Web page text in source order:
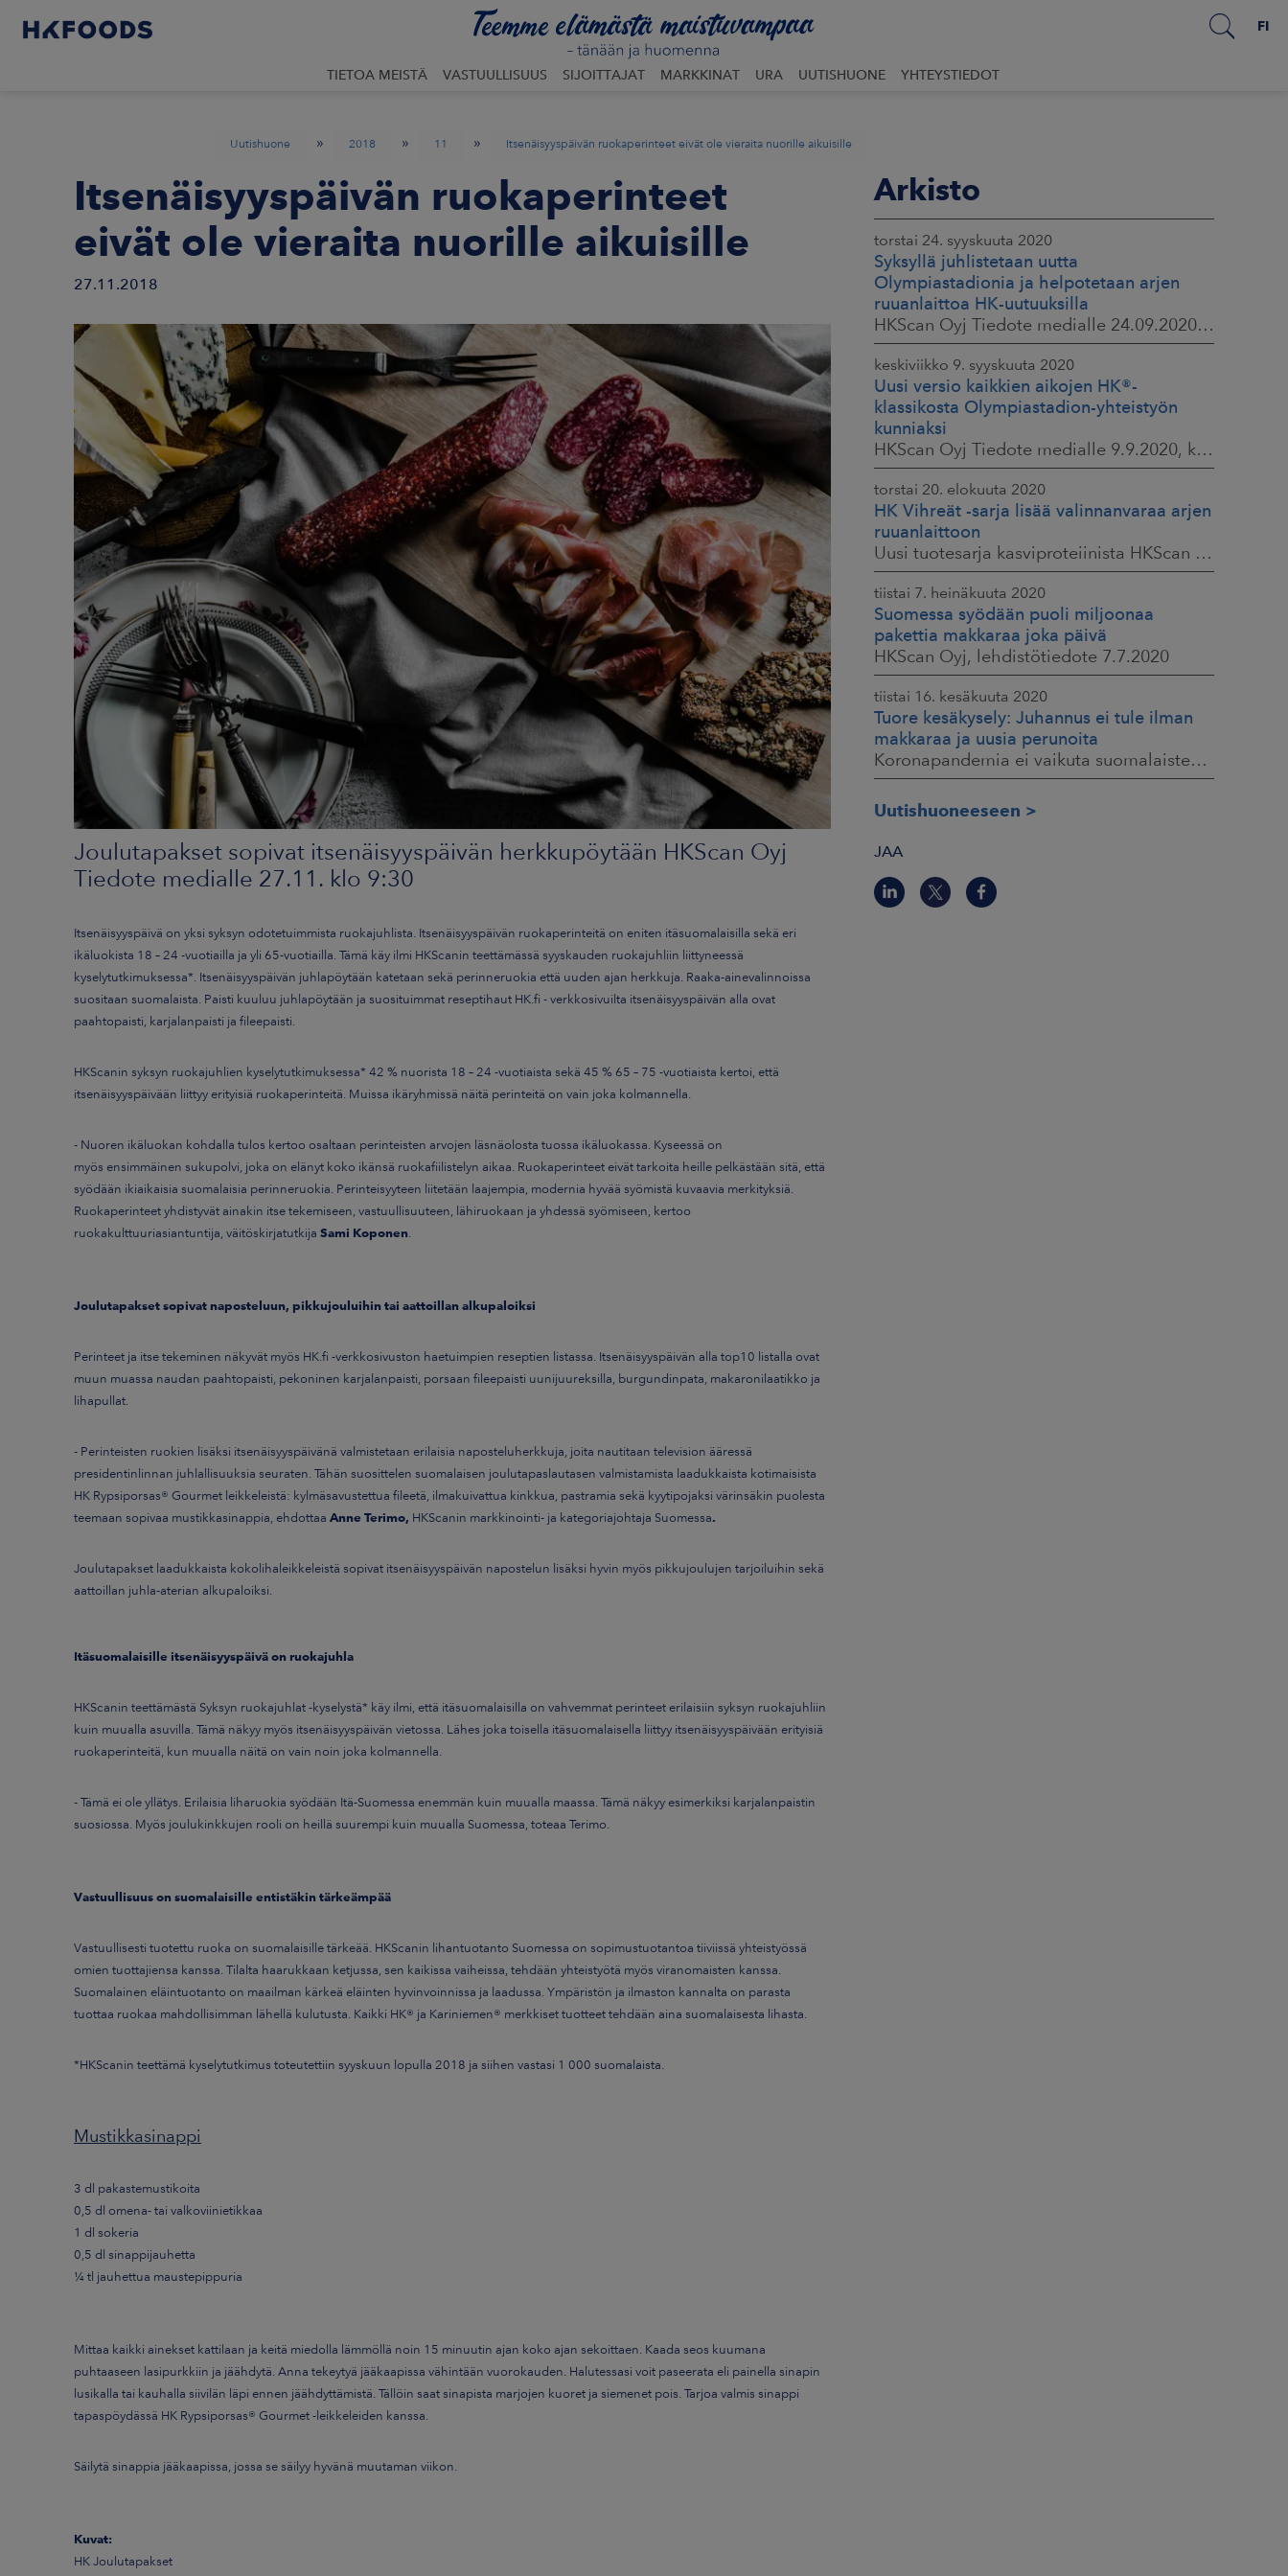
FI
TIETOA MEISTÄ VASTUULLISUUS SIJOITTAJAT MARKKINAT URA UUTISHUONE YHTEYSTIEDOT
Uutishuone » 2018 » 11 » Itsenäisyyspäivän ruokaperinteet eivät ole vieraita nuorille aikuisille
Itsenäisyyspäivän ruokaperinteet
eivät ole vieraita nuorille aikuisille
27.11.2018
Joulutapakset sopivat itsenäisyyspäivän herkkupöytään HKScan Oyj
Tiedote medialle 27.11. klo 9:30
Itsenäisyyspäivä on yksi syksyn odotetuimmista ruokajuhlista. Itsenäisyyspäivän ruokaperinteitä on eniten itäsuomalaisilla sekä eri
ikäluokista 18 – 24 -vuotiailla ja yli 65-vuotiailla. Tämä käy ilmi HKScanin teettämässä syyskauden ruokajuhliin liittyneessä
kyselytutkimuksessa*. Itsenäisyyspäivän juhlapöytään katetaan sekä perinneruokia että uuden ajan herkkuja. Raaka-ainevalinnoissa
suositaan suomalaista. Paisti kuuluu juhlapöytään ja suosituimmat reseptihaut HK.fi - verkkosivuilta itsenäisyyspäivän alla ovat
paahtopaisti, karjalanpaisti ja fileepaisti.
HKScanin syksyn ruokajuhlien kyselytutkimuksessa* 42 % nuorista 18 – 24 -vuotiaista sekä 45 % 65 – 75 -vuotiaista kertoi, että
itsenäisyyspäivään liittyy erityisiä ruokaperinteitä. Muissa ikäryhmissä näitä perinteitä on vain joka kolmannella.
- Nuoren ikäluokan kohdalla tulos kertoo osaltaan perinteisten arvojen läsnäolosta tuossa ikäluokassa. Kyseessä on
myös ensimmäinen sukupolvi, joka on elänyt koko ikänsä ruokafiilistelyn aikaa. Ruokaperinteet eivät tarkoita heille pelkästään sitä, että
syödään ikiaikaisia suomalaisia perinneruokia. Perinteisyyteen liitetään laajempia, modernia hyvää syömistä kuvaavia merkityksiä.
Ruokaperinteet yhdistyvät ainakin itse tekemiseen, vastuullisuuteen, lähiruokaan ja yhdessä syömiseen, kertoo
ruokakulttuuriasiantuntija, väitöskirjatutkija Sami Koponen
Joulutapakset sopivat naposteluun, pikkujouluihin tai aattoillan alkupaloiksi
Perinteet ja itse tekeminen näkyvät myös HK.fi -verkkosivuston haetuimpien reseptien listassa. Itsenäisyyspäivän alla top10 listalla ovat
muun muassa naudan paahtopaisti, pekoninen karjalanpaisti, porsaan fileepaisti uunijuureksilla, burgundinpata, makaronilaatikko ja
lihapullat.
- Perinteisten ruokien lisäksi itsenäisyyspäivänä valmistetaan erilaisia naposteluherkkuja, joita nautitaan television ääressä
presidentinlinnan juhlallisuuksia seuraten. Tähän suosittelen suomalaisen joulutapaslautasen valmistamista laadukkaista kotimaisista
HK Rypsiporsas® Gourmet leikkeleistä: kylmäsavustettua fileetä, ilmakuivattua kinkkua, pastramia sekä kyytipojaksi värinsäkin puolesta
teemaan sopivaa mustikkasinappia, ehdottaa Anne Terimo, HKScanin markkinointi- ja kategoriajohtaja Suomessa.
Joulutapakset laadukkaista kokolihaleikkeleistä sopivat itsenäisyyspäivän napostelun lisäksi hyvin myös pikkujoulujen tarjoiluihin sekä
aattoillan juhla-aterian alkupaloiksi.
Itäsuomalaisille itsenäisyyspäivä on ruokajuhla
HKScanin teettämästä Syksyn ruokajuhlat -kyselystä* käy ilmi, että itäsuomalaisilla on vahvemmat perinteet erilaisiin syksyn ruokajuhliin
kuin muualla asuvilla. Tämä näkyy myös itsenäisyyspäivän vietossa. Lähes joka toisella itäsuomalaisella liittyy itsenäisyyspäivään erityisiä
ruokaperinteitä, kun muualla näitä on vain noin joka kolmannella.
- Tämä ei ole yllätys. Erilaisia liharuokia syödään Itä-Suomessa enemmän kuin muualla maassa. Tämä näkyy esimerkiksi karjalanpaistin
suosiossa. Myös joulukinkkujen rooli on heillä suurempi kuin muualla Suomessa, toteaa Terimo.
Vastuullisuus on suomalaisille entistäkin tärkeämpää
Vastuullisesti tuotettu ruoka on suomalaisille tärkeää. HKScanin lihantuotanto Suomessa on sopimustuotantoa tiiviissä yhteistyössä
omien tuottajiensa kanssa. Tilalta haarukkaan ketjussa, sen kaikissa vaiheissa, tehdään yhteistyötä myös viranomaisten kanssa.
Suomalainen eläintuotanto on maailman kärkeä eläinten hyvinvoinnissa ja laadussa. Ympäristön ja ilmaston kannalta on parasta
tuottaa ruokaa mahdollisimman lähellä kulutusta. Kaikki HK® ja Kariniemen® merkkiset tuotteet tehdään aina suomalaisesta lihasta.
*HKScanin teettämä kyselytutkimus toteutettiin syyskuun lopulla 2018 ja siihen vastasi 1 000 suomalaista.
Mustikkasinappi
3 dl pakastemustikoita
0,5 dl omena- tai valkoviinietikkaa
1 dl sokeria
0,5 dl sinappijauhetta
¼ tl jauhettua maustepippuria
Mittaa kaikki ainekset kattilaan ja keitä miedolla lämmöllä noin 15 minuutin ajan koko ajan sekoittaen. Kaada seos kuumana
puhtaaseen lasipurkkiin ja jäähdytä. Anna tekeytyä jääkaapissa vähintään vuorokauden. Halutessasi voit paseerata eli painella sinapin
lusikalla tai kauhalla siivilän läpi ennen jäähdyttämistä. Tällöin saat sinapista marjojen kuoret ja siemenet pois. Tarjoa valmis sinappi
tapaspöydässä HK Rypsiporsas® Gourmet -leikkeleiden kanssa.
Säilytä sinappia jääkaapissa, jossa se säilyy hyvänä muutaman viikon.
Kuvat:
HK Joulutapakset
Arkisto
torstai 24. syyskuuta 2020
Syksyllä juhlistetaan uutta
Olympiastadionia ja helpotetaan arjen
ruuanlaittoa HK-uutuuksilla
HKScan Oyj Tiedote medialle 24.09.2020 klo 09:30
keskiviikko 9. syyskuuta 2020
Uusi versio kaikkien aikojen HK®-
klassikosta Olympiastadion-yhteistyön
kunniaksi
HKScan Oyj Tiedote medialle 9.9.2020, klo 9.30
torstai 20. elokuuta 2020
HK Vihreät -sarja lisää valinnanvaraa arjen
ruuanlaittoon
Uusi tuotesarja kasviproteiinista HKScan Oyj Tiedote medialle 20.8.2020, klo 10.00
tiistai 7. heinäkuuta 2020
Suomessa syödään puoli miljoonaa
pakettia makkaraa joka päivä
HKScan Oyj, lehdistötiedote 7.7.2020
tiistai 16. kesäkuuta 2020
Tuore kesäkysely: Juhannus ei tule ilman
makkaraa ja uusia perunoita
Koronapandemia ei vaikuta suomalaisten juhannusherkutteluun HKScan Oyj Tiedote medialle 16.6.2020 klo 9:30
Uutishuoneeseen
JAA